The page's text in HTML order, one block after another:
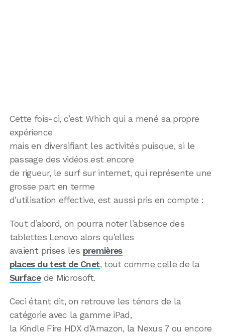
Cette fois-ci, c’est Which qui a mené sa propre
expérience
mais en diversifiant les activités puisque, si le
passage des vidéos est encore
de rigueur, le surf sur internet, qui représente une
grosse part en terme
d’utilisation effective, est aussi pris en compte :
Tout d’abord, on pourra noter l’absence des
tablettes Lenovo alors qu’elles
avaient prises les premières
places du test de Cnet, tout comme celle de la
Surfacede Microsoft.
Ceci étant dit, on retrouve les ténors de la
catégorie avec la gamme iPad,
la Kindle Fire HDX d’Amazon, la Nexus 7 ou encore